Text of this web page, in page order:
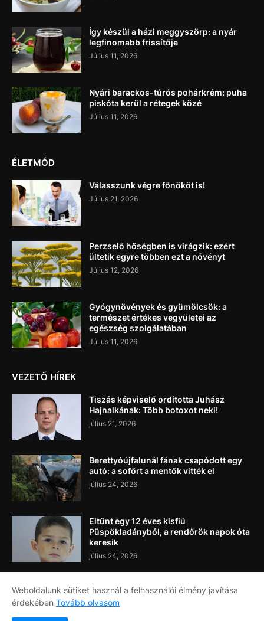
Így készül a házi meggyszörp: a nyár
legfinomabb frissítője
Július 11, 2026
Nyári barackos-túrós pohárkrém: puha
piskóta kerül a rétegek közé
Július 11, 2026
ÉLETMÓD
Válasszunk végre főnököt is!
Július 21, 2026
Perzselő hőségben is virágzik: ezért
ültetik egyre többen ezt a növényt
Július 12, 2026
Gyógynövények és gyümölcsök: a
természet értékes vegyületei az
egészség szolgálatában
Július 11, 2026
VEZETŐ HÍREK
Tiszás képviselő ordította Juhász
Hajnalkának: Több botoxot neki!
július 21, 2026
Berettyóújfalunál fának csapódott egy
autó: a sofőrt a mentők vitték el
július 24, 2026
Eltűnt egy 12 éves kisfiú
Püspökladányból, a rendőrök napok óta
keresik
július 24, 2026
Címlap Rólunk
Weboldalunk sütiket használ a felhasználói élmény javítása
érdekében Tovább olvasom